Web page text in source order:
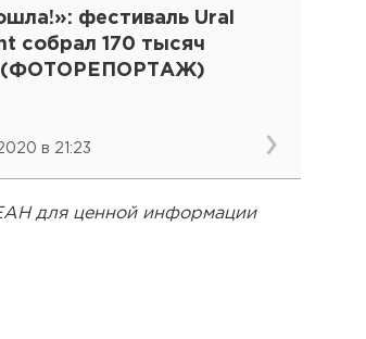
фестиваль Ural
собрал 170 тысяч
(ФОТОРЕПОРТАЖ)
в 21:23
для ценной информации